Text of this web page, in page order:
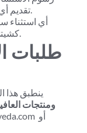
تقديم أي استرداد بشكل عام.
كشيتي أيورفيدا وحدها.
ينطبق هذا
ومنتجات